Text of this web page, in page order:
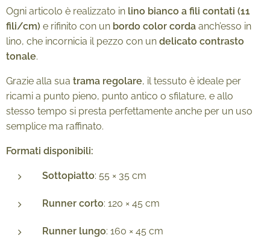
Ogni articolo è realizzato in lino bianco a fili contati (11
fili/cm) e rifinito con un bordo color corda anch’esso in
lino, che incornicia il pezzo con un delicato contrasto
tonale.
Grazie alla sua trama regolare, il tessuto è ideale per
ricami a punto pieno, punto antico o sfilature, e allo
stesso tempo si presta perfettamente anche per un uso
semplice ma raffinato.
Formati disponibili:
Sottopiatto: 55 × 35 cm
Runner corto: 120 × 45 cm
Runner lungo: 160 × 45 cm